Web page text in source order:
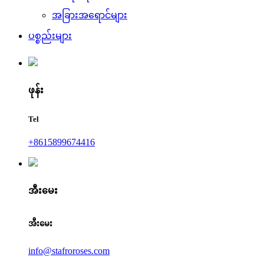
အခြားအရောင်များ
ပစ္စည်းများ
ဖုန်း
Tel
+8615899674416
အီးမေး
အီးမေး
info@stafroroses.com